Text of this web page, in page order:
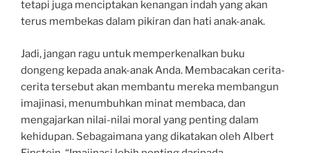
tetapi juga menciptakan kenangan indah yang akan
terus membekas dalam pikiran dan hati anak-anak.
Jadi, jangan ragu untuk memperkenalkan buku
dongeng kepada anak-anak Anda. Membacakan cerita-
cerita tersebut akan membantu mereka membangun
imajinasi, menumbuhkan minat membaca, dan
mengajarkan nilai-nilai moral yang penting dalam
kehidupan. Sebagaimana yang dikatakan oleh Albert